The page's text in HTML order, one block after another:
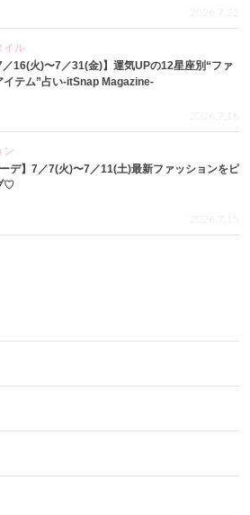
2026.7.22
イル
／16(火)〜7／31(金)】運気UPの12星座別“ファ
イテム”占い-itSnap Magazine-
2026.7.16
ン
ーデ】7／7(火)〜7／11(土)最新ファッションをピ
♡
2026.7.15